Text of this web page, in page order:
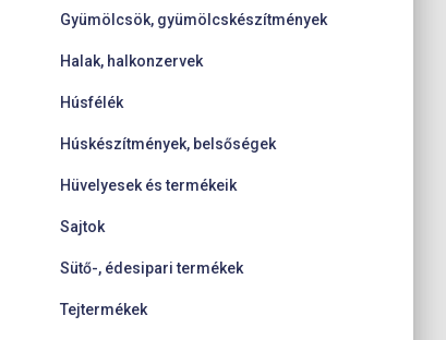
Gyümölcsök, gyümölcskészítmények
Halak, halkonzervek
Húsfélék
Húskészítmények, belsőségek
Hüvelyesek és termékeik
Sajtok
Sütő-, édesipari termékek
Tejtermékek